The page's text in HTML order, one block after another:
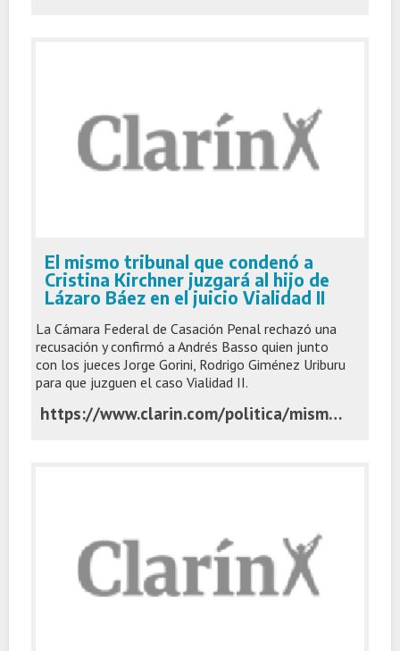
El mismo tribunal que condenó a
Cristina Kirchner juzgará al hijo de
Lázaro Báez en el juicio Vialidad II
La Cámara Federal de Casación Penal rechazó una
recusación y confirmó a Andrés Basso quien junto
con los jueces Jorge Gorini, Rodrigo Giménez Uriburu
para que juzguen el caso Vialidad II.
https://www.clarin.com/politica/mismo-tribunal-condeno-cristina-kirchner-juzgara-hijo-lazaro-baez-juicio-vialidad-ii_0_NClfsmgPXn.html